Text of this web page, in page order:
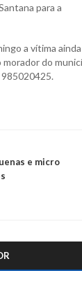
para a
a vítima
do
e micro